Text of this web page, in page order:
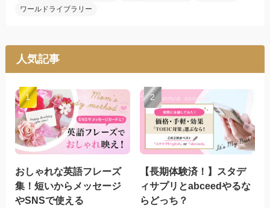
ワールドライブラリー
人気記事
おしゃれな英語フレーズ
集！短いからメッセージ
やSNSで使える
【長期体験済！】スタデ
ィサプリとabceedやるな
らどっち？